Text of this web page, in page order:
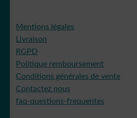
Mentions légales
Livraison
RGPD
Politique remboursement
Conditions générales de vente
Contactez nous
faq-questions-frequentes